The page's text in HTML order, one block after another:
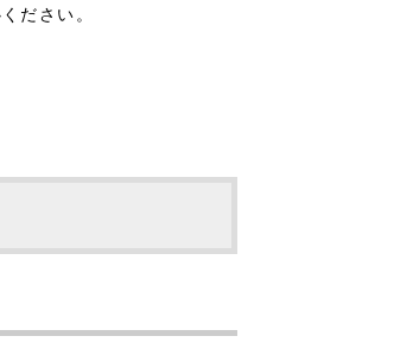
ださい。